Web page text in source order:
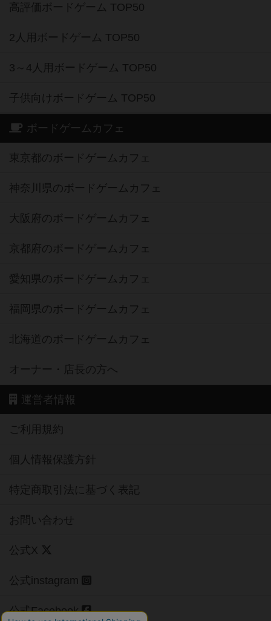
高評価ボードゲーム TOP50
2人用ボードゲーム TOP50
3～4人用ボードゲーム TOP50
子供向けボードゲーム TOP50
ボードゲームカフェ
東京都のボードゲームカフェ
神奈川県のボードゲームカフェ
大阪府のボードゲームカフェ
京都府のボードゲームカフェ
愛知県のボードゲームカフェ
福岡県のボードゲームカフェ
北海道のボードゲームカフェ
オーナー・店長の方へ
運営者情報
ご利用規約
個人情報保護方針
特定商取引法に基づく表記
お問い合わせ
公式X
公式instagram
公式Facebook